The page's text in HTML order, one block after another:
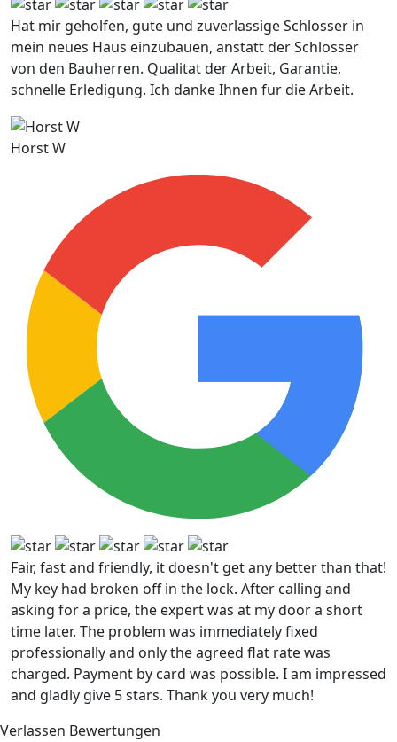
Hat mir geholfen, gute und zuverlassige Schlosser in
mein neues Haus einzubauen, anstatt der Schlosser
von den Bauherren. Qualitat der Arbeit, Garantie,
schnelle Erledigung. Ich danke Ihnen fur die Arbeit.
Horst W
Fair, fast and friendly, it doesn't get any better than that!
My key had broken off in the lock. After calling and
asking for a price, the expert was at my door a short
time later. The problem was immediately fixed
professionally and only the agreed flat rate was
charged. Payment by card was possible. I am impressed
and gladly give 5 stars. Thank you very much!
Verlassen Bewertungen